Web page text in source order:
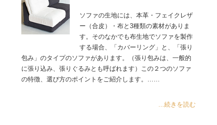
ソファの生地には、本革・フェイクレザ
ー（合皮）・布と3種類の素材がありま
す。そのなかでも布生地でソファを製作
する場合、「カバーリング」と、「張り
包み」のタイプのソファがあります。（張り包みは、一般的
に張り込み、張りぐるみとも呼ばれます）この２つのソファ
の特徴、選び方のポイントをご紹介します。……
...続きを読む